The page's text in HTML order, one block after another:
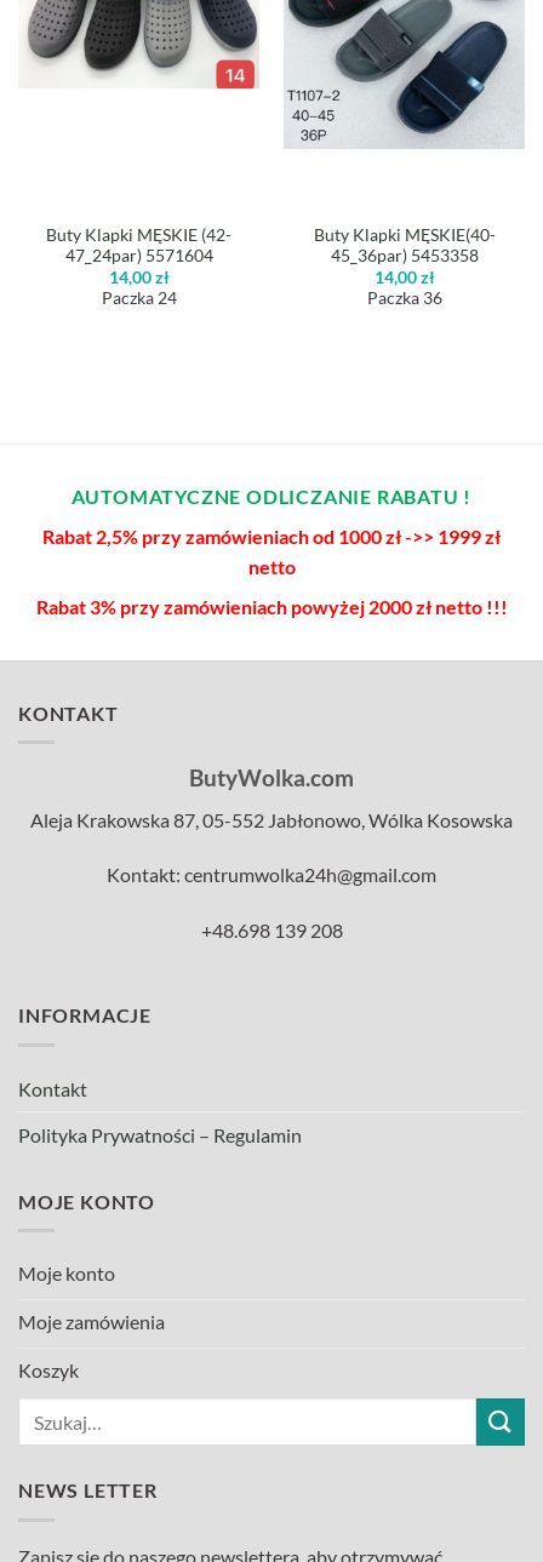
Buty Klapki MĘSKIE (42-
47_24par) 5571604
14,00zł
Paczka 24
Buty Klapki MĘSKIE(40-
45_36par) 5453358
14,00zł
Paczka 36
AUTOMATYCZNE ODLICZANIE RABATU !
Rabat 2,5% przy zamówieniach od 1000 zł ->> 1999 zł
netto
Rabat 3% przy zamówieniach powyżej 2000 zł netto !!!
KONTAKT
ButyWolka.com
Aleja Krakowska 87, 05-552 Jabłonowo, Wólka Kosowska
Kontakt: centrumwolka24h@gmail.com
+48.698 139 208
INFORMACJE
Kontakt
Polityka Prywatności – Regulamin
MOJE KONTO
Moje konto
Moje zamówienia
Koszyk
NEWS LETTER
Zapisz się do naszego newslettera, aby otrzymywać